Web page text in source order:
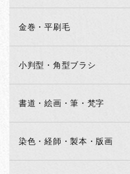
金巻・平刷毛
小判型・角型ブラシ
書道・絵画・筆・梵字
染色・経師・製本・版画